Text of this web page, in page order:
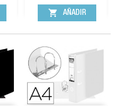
shopping_cart AÑADIR